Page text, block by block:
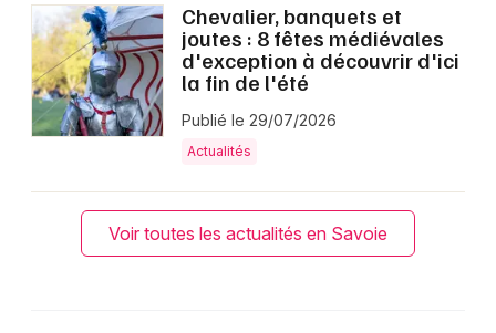
Chevalier, banquets et
joutes : 8 fêtes médiévales
d'exception à découvrir d'ici
la fin de l'été
Publié le 29/07/2026
Actualités
Voir toutes les actualités en Savoie